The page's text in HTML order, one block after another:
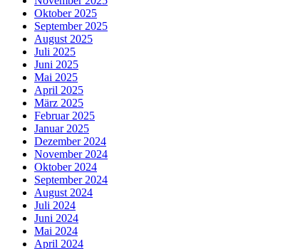
Oktober 2025
September 2025
August 2025
Juli 2025
Juni 2025
Mai 2025
April 2025
März 2025
Februar 2025
Januar 2025
Dezember 2024
November 2024
Oktober 2024
September 2024
August 2024
Juli 2024
Juni 2024
Mai 2024
April 2024